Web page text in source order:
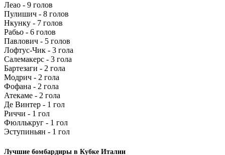
Леао - 9 голов
Пулишич - 8 голов
Нкунку - 7 голов
Рабьо - 6 голов
Павлович - 5 голов
Лофтус-Чик - 3 гола
Салемакерс - 3 гола
Бартезаги - 2 гола
Модрич - 2 гола
Фофана - 2 гола
Атекаме - 2 гола
Де Винтер - 1 гол
Риччи - 1 гол
Фюллькруг - 1 гол
Эступиньян - 1 гол
Лучшие бомбардиры в Кубке Италии